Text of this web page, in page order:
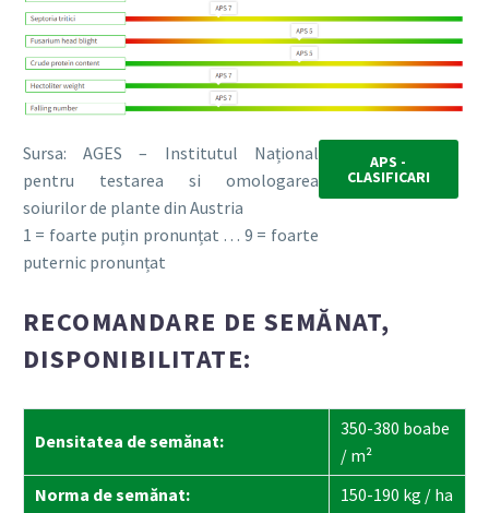
Sursa: AGES – Institutul Național
pentru testarea si omologarea
soiurilor de plante din Austria
1 = foarte puțin pronunțat … 9 = foarte
puternic pronunțat
APS -
CLASIFICARI
RECOMANDARE DE SEMĂNAT,
DISPONIBILITATE:
Densitatea de semănat:
350-380 boabe
/ m²
Norma de semănat:
150-190 kg / ha